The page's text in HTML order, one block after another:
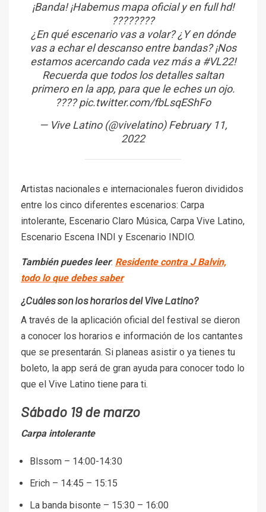
¡Banda! ¡Habemus mapa oficial y en full hd!
????????
¿En qué escenario vas a volar? ¿Y en dónde
vas a echar el descanso entre bandas? ¡Nos
estamos acercando cada vez más a #VL22!
Recuerda que todos los detalles saltan
primero en la app, para que le eches un ojo.
????pic.twitter.com/fbLsqEShFo
— Vive Latino (@vivelatino)February 11,
2022
Artistas nacionales e internacionales fueron divididos
entre los cinco diferentes escenarios: Carpa
intolerante, Escenario Claro Música, Carpa Vive Latino,
Escenario Escena INDI y Escenario INDIO.
También puedes leer: Residente contra J Balvin,
todo lo que debes saber
¿Cuáles son los horarios del Vive Latino?
A través de la aplicación oficial del festival se dieron
a conocer los horarios e información de los cantantes
que se presentarán. Si planeas asistir o ya tienes tu
boleto, la app será de gran ayuda para conocer todo lo
que el Vive Latino tiene para ti.
Sábado 19 de marzo
Carpa intolerante
Blssom – 14:00-14:30
Erich – 14:45 – 15:15
La banda bisonte – 15:30 – 16:00